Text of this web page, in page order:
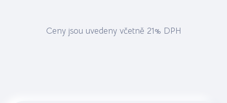
Ceny jsou uvedeny včetně 21% DPH